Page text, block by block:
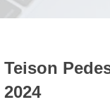
Teison
2024